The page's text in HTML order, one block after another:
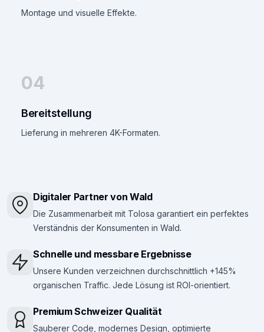
Montage und visuelle Effekte.
04
Bereitstellung
Lieferung in mehreren 4K-Formaten.
Digitaler Partner von Wald
Die Zusammenarbeit mit Tolosa garantiert ein perfektes
Verständnis der Konsumenten in Wald.
Schnelle und messbare Ergebnisse
Unsere Kunden verzeichnen durchschnittlich +145%
organischen Traffic. Jede Lösung ist ROI-orientiert.
Premium Schweizer Qualität
Sauberer Code, modernes Design, optimierte